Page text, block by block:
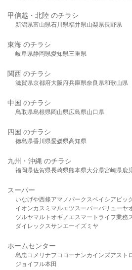
甲信越・北陸 のチラシ
新潟県富山県石川県福井県山梨県長野県
東海 のチラシ
岐阜県静岡県愛知県三重県
関西 のチラシ
滋賀県京都府大阪府兵庫県奈良県和歌山県
中国 のチラシ
鳥取県島根県岡山県広島県山口県
四国 のチラシ
徳島県香川県愛媛県高知県
九州・沖縄 のチラシ
福岡県佐賀県長崎県熊本県大分県宮崎県鹿
スーパー
いなげや西條アマノパークスベイシア ビッ
イオンカスミ マルエツスーパーバリューヤ
ツルヤマルト オギノ エスマート ライフ業務
ダイレックスサンエーイズミヤ
ホームセンター
島忠 コメリ ナフコ コーナンカインズアスト
ジョイフル本田